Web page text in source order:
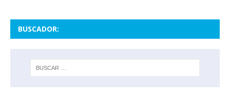
BUSCADOR: